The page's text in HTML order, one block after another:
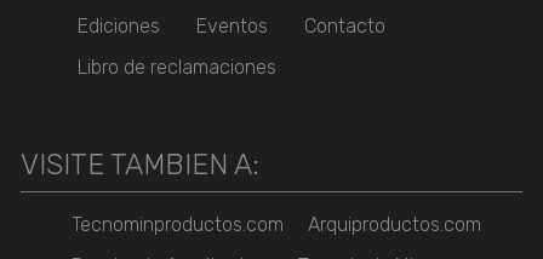
Ediciones
Eventos
Contacto
Libro de reclamaciones
VISITE TAMBIEN A:
Tecnominproductos.com
Arquiproductos.com